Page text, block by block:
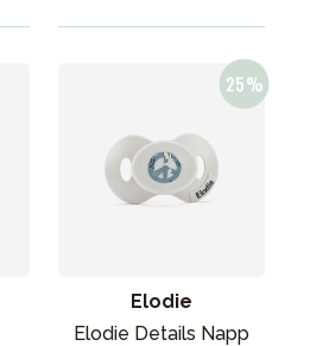
Elodie
Elodie Details Napp